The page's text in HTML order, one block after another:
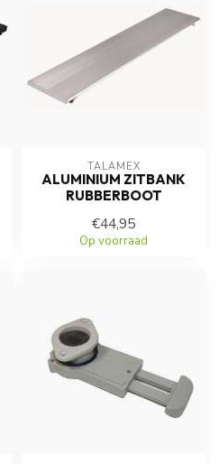
TALAMEX
ALUMINIUM ZITBANK
RUBBERBOOT
€44,95
Op voorraad